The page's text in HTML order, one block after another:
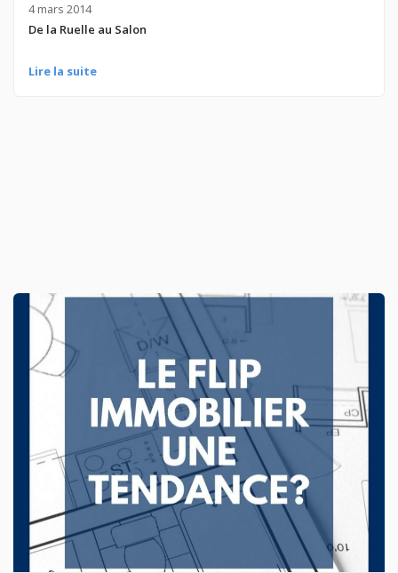
4 mars 2014
De la Ruelle au Salon
Lire la suite